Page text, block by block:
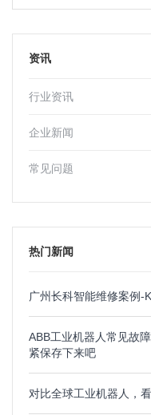
资讯
行业资讯
企业新闻
常见问题
热门新闻
广州长科智能维修案例-
ABB工业机器人常见故
紧保存下来吧
对比全球工业机器人，